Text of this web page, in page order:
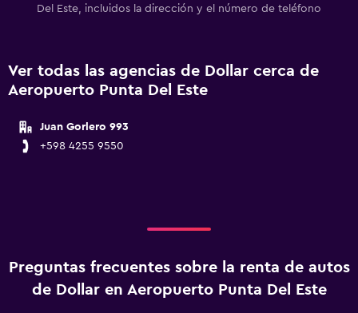
Del Este, incluidos la dirección y el número de teléfono
Ver todas las agencias de Dollar cerca de
Aeropuerto Punta Del Este
Juan Gorlero 993
+598 4255 9550
Preguntas frecuentes sobre la renta de autos
de Dollar en Aeropuerto Punta Del Este